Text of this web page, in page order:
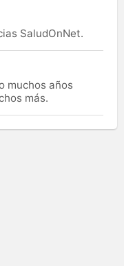
SaludOnNet.
muchos años
más.